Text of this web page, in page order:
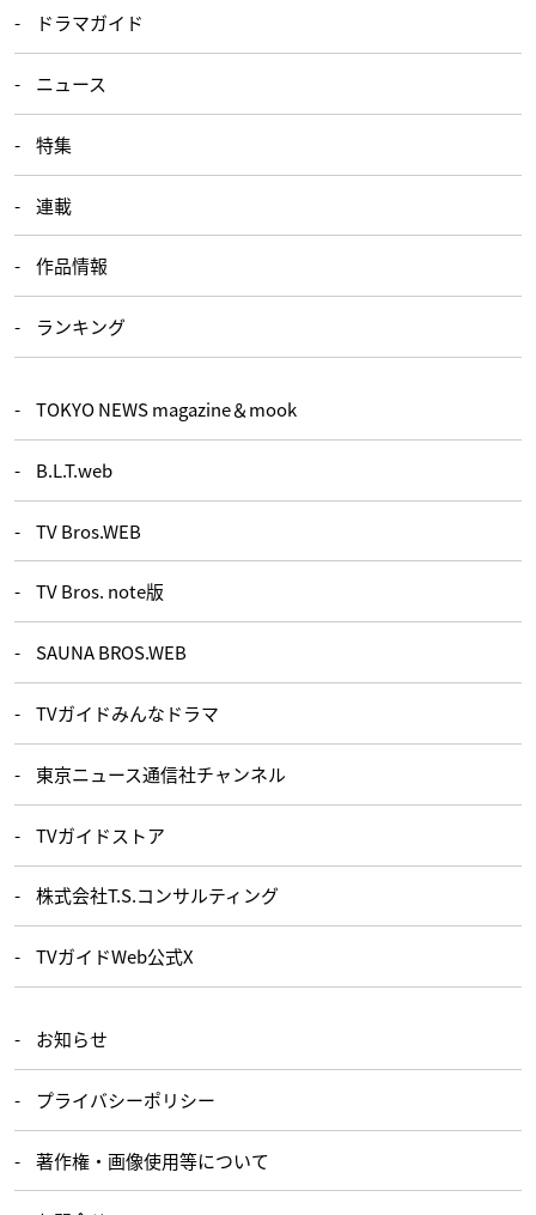
ドラマガイド
ニュース
特集
連載
作品情報
ランキング
TOKYO NEWS magazine＆mook
B.L.T.web
TV Bros.WEB
TV Bros. note版
SAUNA BROS.WEB
TVガイドみんなドラマ
東京ニュース通信社チャンネル
TVガイドストア
株式会社T.S.コンサルティング
TVガイドWeb公式X
お知らせ
プライバシーポリシー
著作権・画像使用等について